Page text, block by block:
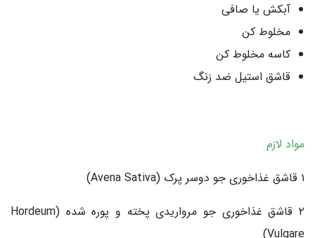
آبکش یا صافی
مخلوط کن
کاسه مخلوط کن
قاشق استیل ضد زنگ
مواد لازم
۱ قاشق غذاخوری جو دوسر پرک (Avena Sativa)
۲ قاشق غذاخوری جو مرواریدی پخته و پوره شده (Hordeum
Vulgare)